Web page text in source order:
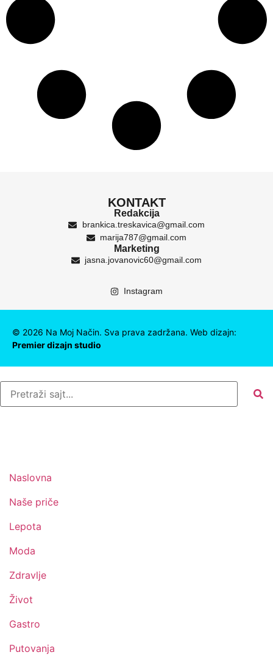
KONTAKT
Redakcija
brankica.treskavica@gmail.com
marija787@gmail.com
Marketing
jasna.jovanovic60@gmail.com
Instagram
© 2026 Na Moj Način. Sva prava zadržana. Web dizajn:
Premier dizajn studio
Naslovna
Naše priče
Lepota
Moda
Zdravlje
Život
Gastro
Putovanja